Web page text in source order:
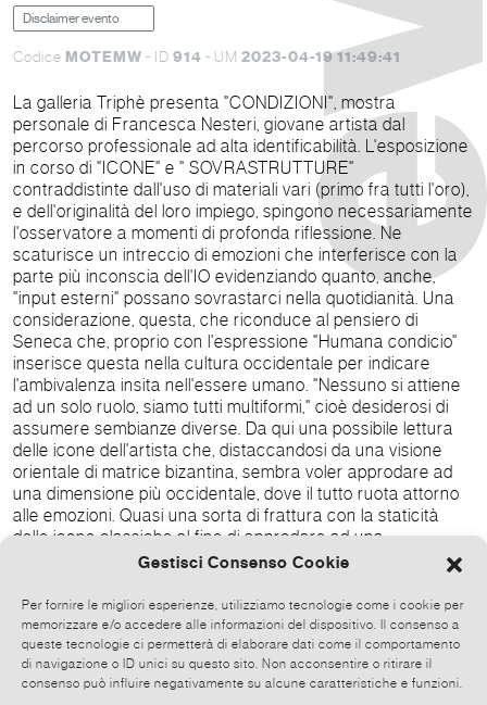
Gestisci Consenso Cookie
Per fornire le migliori esperienze, utilizziamo tecnologie come i cookie per
memorizzare e/o accedere alle informazioni del dispositivo. Il consenso a
queste tecnologie ci permetterà di elaborare dati come il comportamento
di navigazione o ID unici su questo sito. Non acconsentire o ritirare il
consenso può influire negativamente su alcune caratteristiche e funzioni.
Disclaimer evento
Codice MOTEMW - ID 914 - UM 2023-04-19 11:49:41
La galleria Triphè presenta "CONDIZIONI", mostra
personale di Francesca Nesteri, giovane artista dal
percorso professionale ad alta identificabilità. L'esposizione
in corso di "ICONE" e " SOVRASTRUTTURE"
contraddistinte dall'uso di materiali vari (primo fra tutti l'oro),
e dell'originalità del loro impiego, spingono necessariamente
l'osservatore a momenti di profonda riflessione. Ne
scaturisce un intreccio di emozioni che interferisce con la
parte più inconscia dell'IO evidenziando quanto, anche,
"input esterni" possano sovrastarci nella quotidianità. Una
considerazione, questa, che riconduce al pensiero di
Seneca che, proprio con l'espressione "Humana condicio"
inserisce questa nella cultura occidentale per indicare
l'ambivalenza insita nell'essere umano. "Nessuno si attiene
ad un solo ruolo, siamo tutti multiformi," cioè desiderosi di
assumere sembianze diverse. Da qui una possibile lettura
delle icone dell'artista che, distaccandosi da una visione
orientale di matrice bizantina, sembra voler approdare ad
una dimensione più occidentale, dove il tutto ruota attorno
alle emozioni. Quasi una sorta di frattura con la staticità
delle icone classiche al fine di approdare ad una
iconografia dalla matrice maggiormente esistenziale, più
impiegati, poi, rendono ancora più materico i lavori della
Nesteri e l'oro utilizzato non ha una mera finalità decorativa,
ma è impiegato per dare dinamicità e intensità agli sguardi,
talvolta anche disarticolandoli. La mostra propone anche la
serie delle "Sovrastrutture " dalle quali emerge prepotente